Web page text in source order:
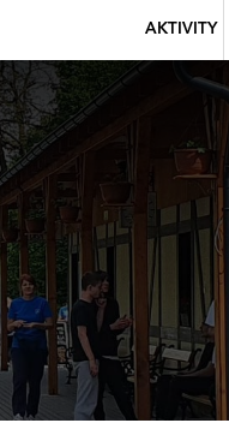
AKTIVITY